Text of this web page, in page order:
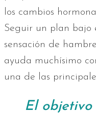
los cambios
Seguir un plan bajo
sensación de
ayuda muchísimo
una de las
El objetivo